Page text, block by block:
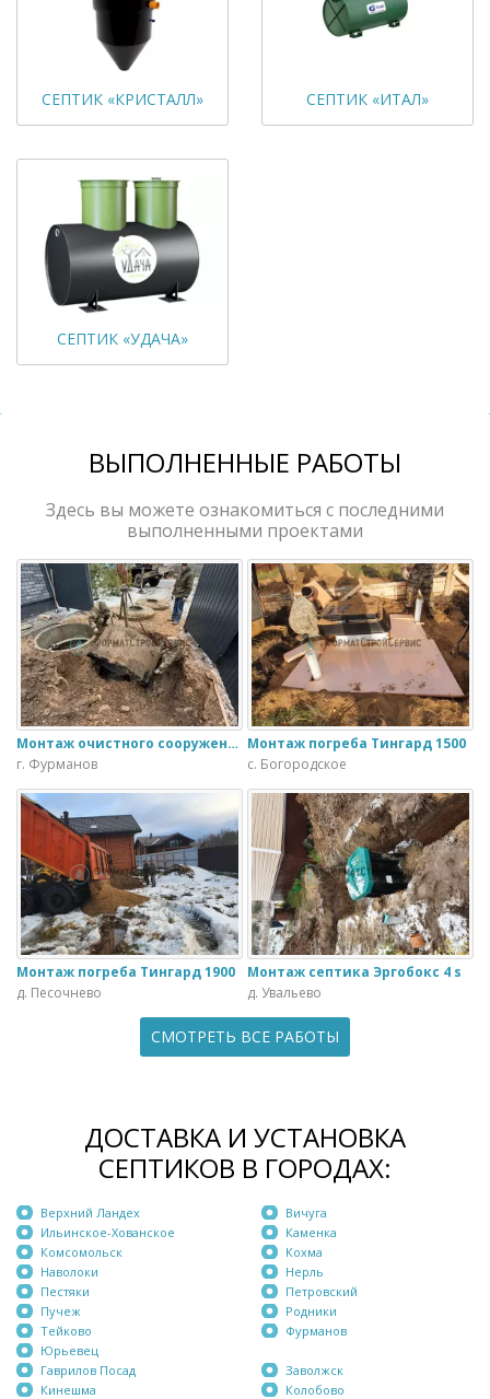
СЕПТИК «КРИСТАЛЛ» СЕПТИК «ИТАЛ»
СЕПТИК «УДАЧА»
ВЫПОЛНЕННЫЕ РАБОТЫ
Здесь вы можете ознакомиться с последними
выполненными проектами
Монтаж очистного сооружения Тверь - 1.1ПН в загородном доме
г. Фурманов
Монтаж погреба Тингард 1500
с. Богородское
Монтаж погреба Тингард 1900
д. Песочнево
Монтаж септика Эргобокс 4 s
д. Увальево
СМОТРЕТЬ ВСЕ РАБОТЫ
ДОСТАВКА И УСТАНОВКА
СЕПТИКОВ В ГОРОДАХ:
Верхний Ландех
Ильинское-Хованское
Комсомольск
Наволоки
Пестяки
Пучеж
Тейково
Юрьевец
Вичуга
Каменка
Кохма
Нерль
Петровский
Родники
Фурманов
Гаврилов Посад
Кинешма
Заволжск
Колобово